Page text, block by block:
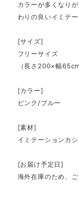
カラーが多くなり
わりの良いイミテ
[サイズ]
フリーサイズ
（長さ200×幅65cm
[カラー]
ピンク/ブルー
[素材]
イミテーションカ
[お届け予定日]
海外在庫のため、